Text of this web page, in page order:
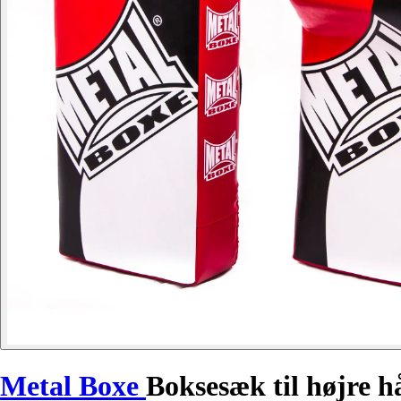
Metal Boxe Boksesæk til højre